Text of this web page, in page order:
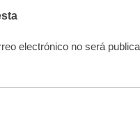
electrónico no será